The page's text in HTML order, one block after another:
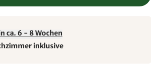
ca. 6 - 8 Wochen
inklusive